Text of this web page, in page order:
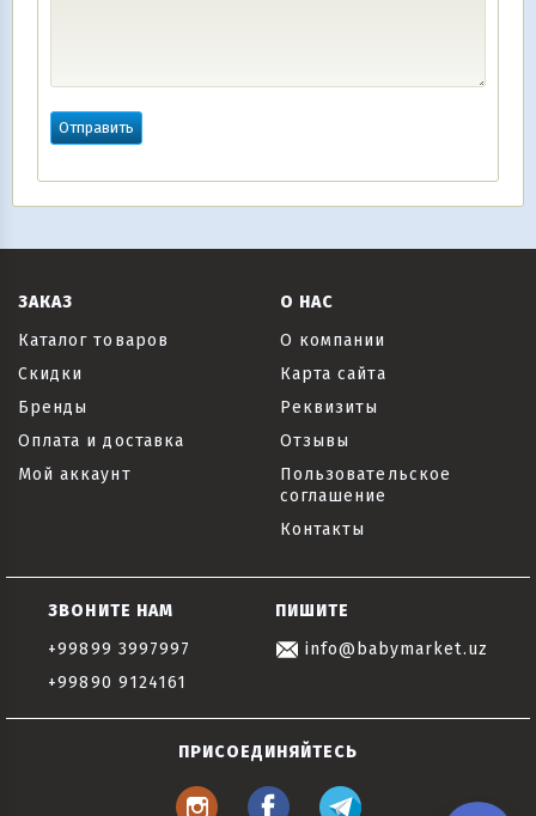
ЗАКАЗ
Каталог товаров
Скидки
Бренды
Оплата и доставка
Мой аккаунт
О НАС
О компании
Карта сайта
Реквизиты
Отзывы
Пользовательское
соглашение
Контакты
ЗВОНИТЕ НАМ
+99899 3997997
+99890 9124161
ПИШИТЕ
info@babymarket.uz
ПРИСОЕДИНЯЙТЕСЬ